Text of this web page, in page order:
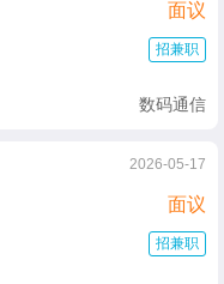
面议
招兼职
数码通信
2026-05-17
面议
招兼职